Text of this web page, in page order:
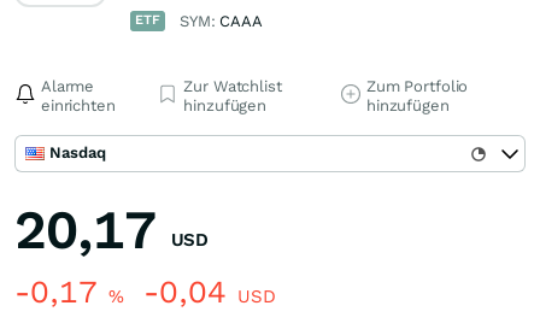
ETF SYM: CAAA
Alarme
einrichten
Zur Watchlist
hinzufügen
Zum Portfolio
hinzufügen
Nasdaq
20,17 USD
-0,17 % -0,04 USD